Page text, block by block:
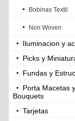
Bobinas Textil
Non Woven
Iluminacion y
Picks y
Fundas y
Porta Macetas
Bouquets
Tarjetas